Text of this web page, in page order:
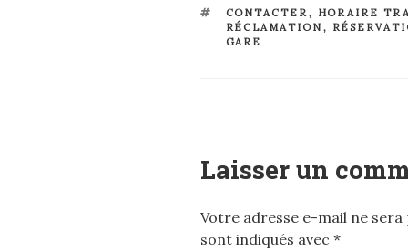
ÉTIQUETTES
CONTACTER, HORAIRE
RÉCLAMATION ,
GARE
Laisser un
Votre adresse e-mail ne sera
sont indiqués avec *